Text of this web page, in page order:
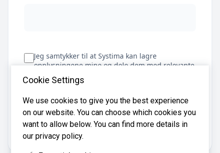
Jeg samtykker til at Systima kan lagre
opplysningene mine og dele dem med relevante
regnskapsbyråer for å hjelpe meg å finne
regnskapsfører
Få tilbud
Cookie Settings
We use cookies to give you the best experience
on our website. You can choose which cookies you
want to allow below. You can find more details in
our privacy policy.